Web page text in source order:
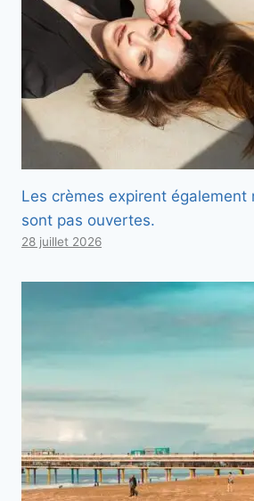
Les crèmes expirent également
sont pas ouvertes.
28 juillet 2026